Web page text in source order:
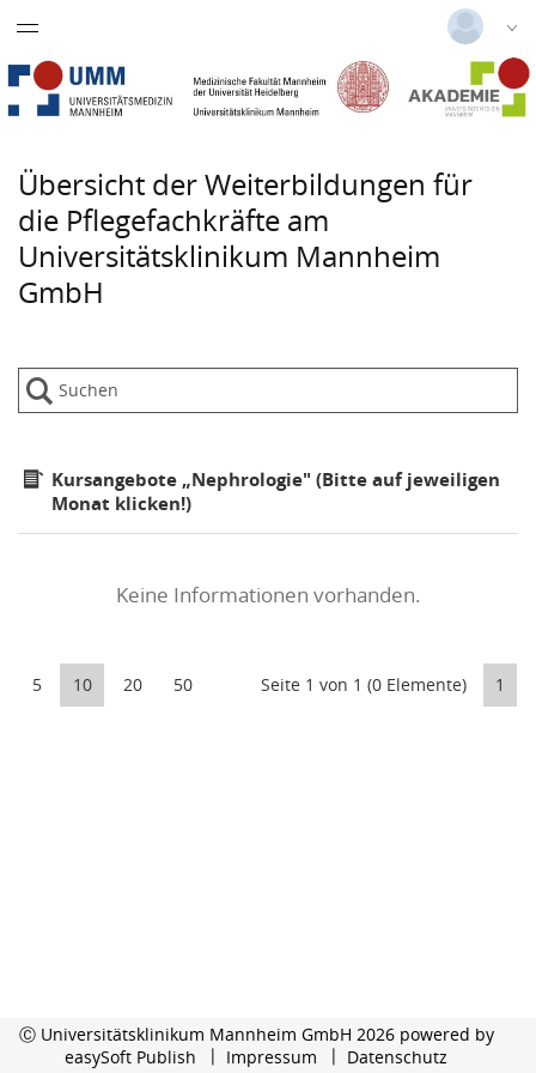
Deutsch
Englisch
Login
Notfallpflegekurs
Anästhesie- u. Intensivpflegekurs
Dialysekurs medizinische
Fachangestellte
Übersicht der Weiterbildungen für
die Pflegefachkräfte am
Universitätsklinikum Mannheim
GmbH
Kursangebote „Nephrologie" (Bitte auf jeweiligen
Monat klicken!)
Keine Informationen vorhanden.
5 10 20 50 Seite 1 von 1 (0 Elemente) 1
Ⓒ Universitätsklinikum Mannheim GmbH 2026 powered by
easySoft Publish
Impressum Datenschutz